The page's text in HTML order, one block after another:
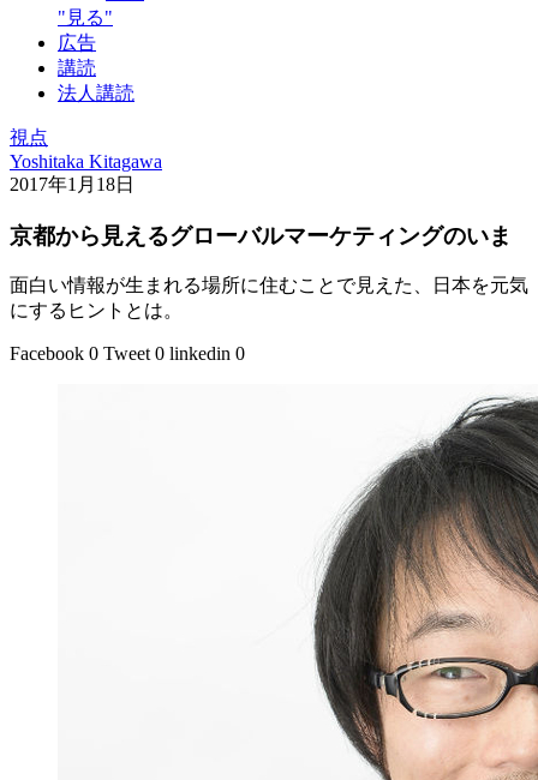
"見る"
広告
講読
法人講読
視点
Yoshitaka Kitagawa
2017年1月18日
京都から見えるグローバルマーケティングのいま
面白い情報が生まれる場所に住むことで見えた、日本を元気
にするヒントとは。
Facebook 0 Tweet 0 linkedin 0